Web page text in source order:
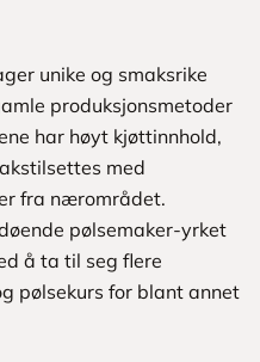
unike og smaksrike
produksjonsmetoder
har høyt kjøttinnhold,
med
fra nærområdet.
pølsemaker-yrket
å ta til seg flere
pølsekurs for blant annet